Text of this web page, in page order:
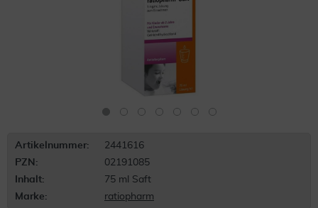
Artikelnummer:
2441616
PZN:
02191085
Inhalt:
75 ml Saft
Marke:
ratiopharm